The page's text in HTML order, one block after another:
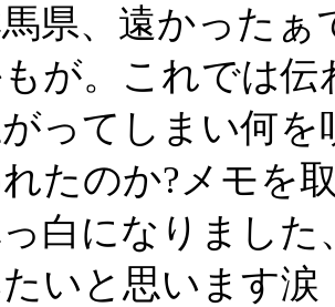
県、遠かったぁ
が。これでは
ってしまい何
たのか?メモを
白になりました
いと思います涙